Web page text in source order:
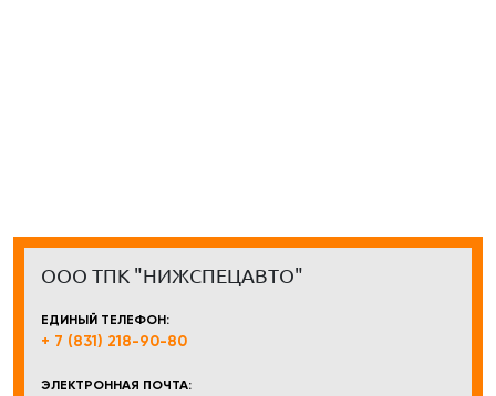
ООО ТПК "НИЖСПЕЦАВТО"
ЕДИНЫЙ ТЕЛЕФОН:
+ 7 (831) 218-90-80
ЭЛЕКТРОННАЯ ПОЧТА: